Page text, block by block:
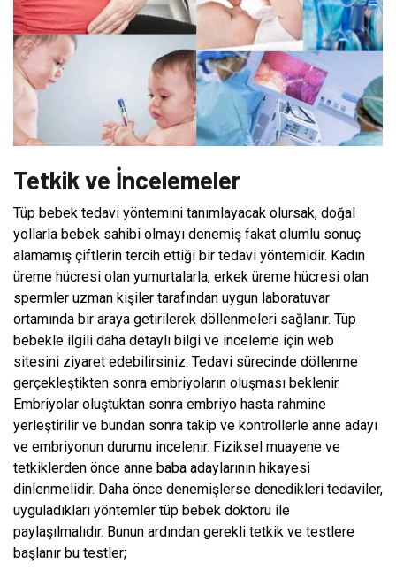
Tetkik ve İncelemeler
Tüp bebek tedavi yöntemini tanımlayacak olursak, doğal
yollarla bebek sahibi olmayı denemiş fakat olumlu sonuç
alamamış çiftlerin tercih ettiği bir tedavi yöntemidir. Kadın
üreme hücresi olan yumurtalarla, erkek üreme hücresi olan
spermler uzman kişiler tarafından uygun laboratuvar
ortamında bir araya getirilerek döllenmeleri sağlanır. Tüp
bebekle ilgili daha detaylı bilgi ve inceleme için web
sitesini ziyaret edebilirsiniz. Tedavi sürecinde döllenme
gerçekleştikten sonra embriyoların oluşması beklenir.
Embriyolar oluştuktan sonra embriyo hasta rahmine
yerleştirilir ve bundan sonra takip ve kontrollerle anne adayı
ve embriyonun durumu incelenir. Fiziksel muayene ve
tetkiklerden önce anne baba adaylarının hikayesi
dinlenmelidir. Daha önce denemişlerse denedikleri tedaviler,
uyguladıkları yöntemler tüp bebek doktoru ile
paylaşılmalıdır. Bunun ardından gerekli tetkik ve testlere
başlanır bu testler;